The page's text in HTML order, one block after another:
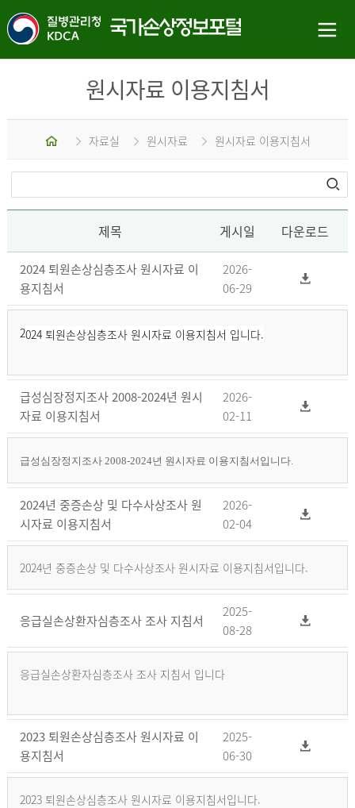
원시자료 이용지침서
홈 자료실 원시자료 원시자료 이용지침서
제목 게시일 다운로드
2024 퇴원손상심층조사 원시자료 이
용지침서
2026-
06-29
2024 퇴원손상심층조사 원시자료 이용지침서 입니다.
급성심장정지조사 2008-2024년 원시
자료 이용지침서
2026-
02-11
급성심장정지조사 2008-2024년 원시자료 이용지침서입니다.
2024년 중증손상 및 다수사상조사 원
시자료 이용지침서
2026-
02-04
2024년 중증손상 및 다수사상조사 원시자료 이용지침서입니다.
응급실손상환자심층조사 조사 지침서
2025-
08-28
응급실손상환자심층조사 조사 지침서 입니다
2023 퇴원손상심층조사 원시자료 이
용지침서
2025-
06-30
2023 퇴원손상심층조사 원시자료 이용지침서입니다.